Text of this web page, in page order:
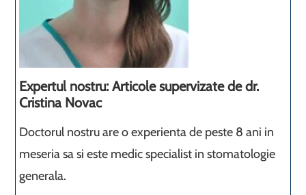
Expertul nostru: Articole supervizate de dr.
Cristina Novac
Doctorul nostru are o experienta de peste 8 ani in
meseria sa si este medic specialist in stomatologie
generala.